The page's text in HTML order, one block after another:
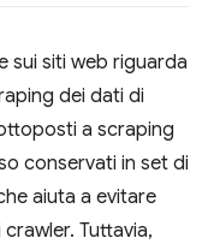
sui siti web riguarda
dei dati di
a scraping
conservati in set di
aiuta a evitare
Tuttavia,